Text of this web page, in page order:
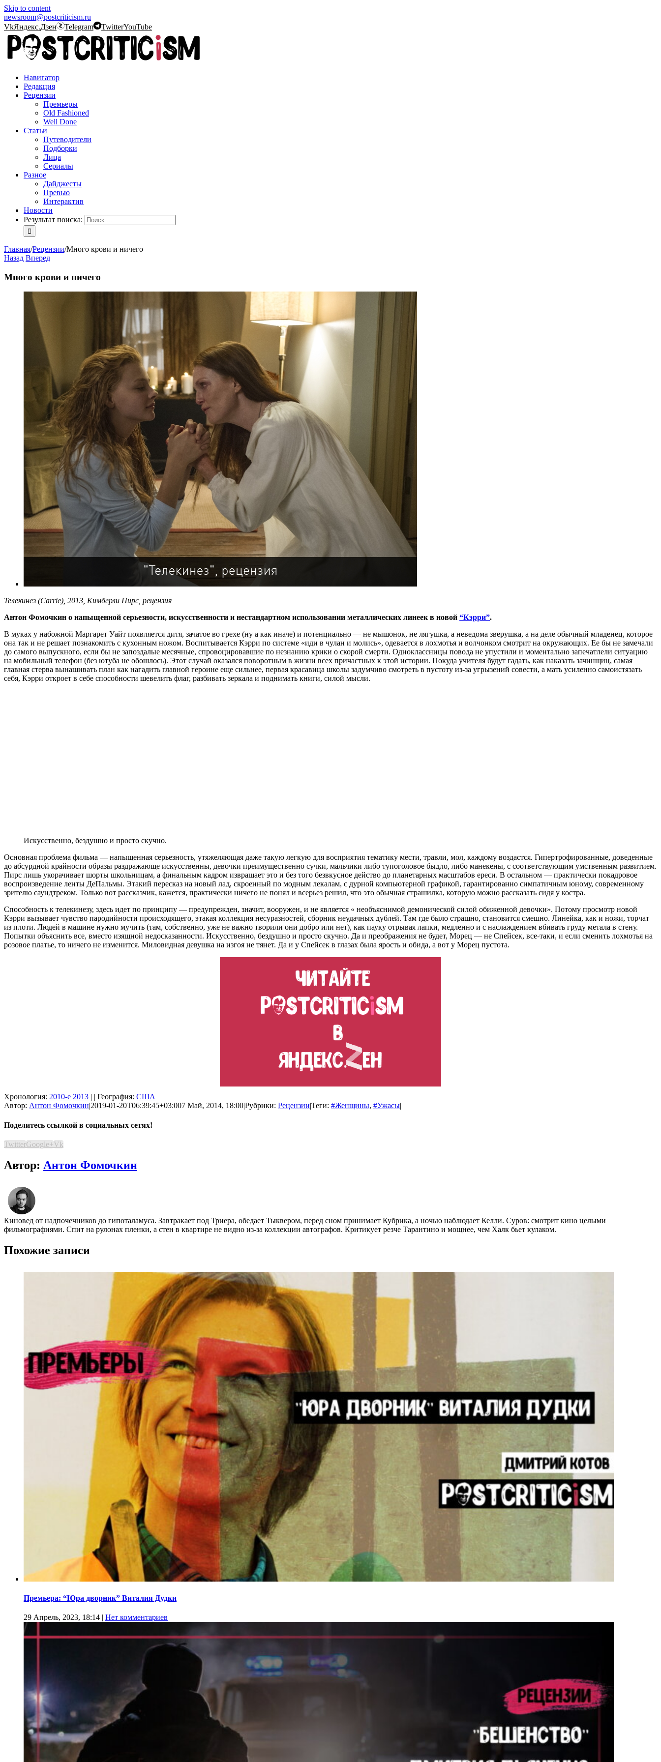
Skip to content
newsroom@postcriticism.ru
VkЯндекс.Дзен Telegram TwitterYouTube
Навигатор
Редакция
Рецензии
Премьеры
Old Fashioned
Well Done
Статьи
Путеводители
Подборки
Лица
Сериалы
Разное
Дайджесты
Превью
Интерактив
Новости
Результат поиска:
Главная/Рецензии/Много крови и ничего
Назад Вперед
Много крови и ничего
Телекинез (Carrie), 2013, Кимберли Пирс, рецензия
Антон Фомочкин о напыщенной серьезности, искусственности и нестандартном использовании металлических линеек в новой “Кэрри”.
В муках у набожной Маргарет Уайт появляется дитя, зачатое во грехе (ну а как иначе) и потенциально — не мышонок, не лягушка, а неведома зверушка, а на деле обычный младенец, которое
она так и не решает познакомить с кухонным ножом. Воспитывается Кэрри по системе «иди в чулан и молись», одевается в лохмотья и волчонком смотрит на окружающих. Ее бы не замечали
до самого выпускного, если бы не запоздалые месячные, спровоцировавшие по незнанию крики о скорой смерти. Одноклассницы повода не упустили и моментально запечатлели ситуацию
на мобильный телефон (без ютуба не обошлось). Этот случай оказался поворотным в жизни всех причастных к этой истории. Покуда учителя будут гадать, как наказать зачинщиц, самая
главная стерва вынашивать план как нагадить главной героине еще сильнее, первая красавица школы задумчиво смотреть в пустоту из-за угрызений совести, а мать усиленно самоистязать
себя, Кэрри откроет в себе способности шевелить флаг, разбивать зеркала и поднимать книги, силой мысли.
Искусственно, бездушно и просто скучно.
Основная проблема фильма — напыщенная серьезность, утяжеляющая даже такую легкую для восприятия тематику мести, травли, мол, каждому воздастся. Гипертрофированные, доведенные
до абсурдной крайности образы раздражающе искусственны, девочки преимущественно сучки, мальчики либо тупоголовое быдло, либо манекены, с соответствующим умственным развитием.
Пирс лишь укорачивает шорты школьницам, а финальным кадром извращает это и без того безвкусное действо до планетарных масштабов ереси. В остальном — практически покадровое
воспроизведение ленты ДеПальмы. Этакий пересказ на новый лад, скроенный по модным лекалам, с дурной компьютерной графикой, гарантированно симпатичным юному, современному
зрителю саундтреком. Только вот рассказчик, кажется, практически ничего не понял и всерьез решил, что это обычная страшилка, которую можно рассказать сидя у костра.
Способность к телекинезу, здесь идет по принципу — предупрежден, значит, вооружен, и не является « необъяснимой демонической силой обиженной девочки». Потому просмотр новой
Кэрри вызывает чувство пародийности происходящего, этакая коллекция несуразностей, сборник неудачных дублей. Там где было страшно, становится смешно. Линейка, как и ножи, торчат
из плоти. Людей в машине нужно мучить (там, собственно, уже не важно творили они добро или нет), как пауку отрывая лапки, медленно и с наслаждением вбивать груду метала в стену.
Попытки объяснить все, вместо изящной недосказанности. Искусственно, бездушно и просто скучно. Да и преображения не будет, Морец — не Спейсек, все-таки, и если сменить лохмотья на
розовое платье, то ничего не изменится. Миловидная девушка на изгоя не тянет. Да и у Спейсек в глазах была ярость и обида, а вот у Морец пустота.
Хронология: 2010-е 2013 | | География: США
Автор: Антон Фомочкин|2019-01-20T06:39:45+03:007 Май, 2014, 18:00|Рубрики: Рецензии|Теги: #Женщины, #Ужасы|
Поделитесь ссылкой в социальных сетях!
TwitterGoogle+Vk
Автор: Антон Фомочкин
Киновед от надпочечников до гипоталамуса. Завтракает под Триера, обедает Тыквером, перед сном принимает Кубрика, а ночью наблюдает Келли. Суров: смотрит кино целыми
фильмографиями. Спит на рулонах пленки, а стен в квартире не видно из-за коллекции автографов. Критикует резче Тарантино и мощнее, чем Халк бьет кулаком.
Похожие записи
Премьера: “Юра дворник” Виталия Дудки
29 Апрель, 2023, 18:14 | Нет комментариев